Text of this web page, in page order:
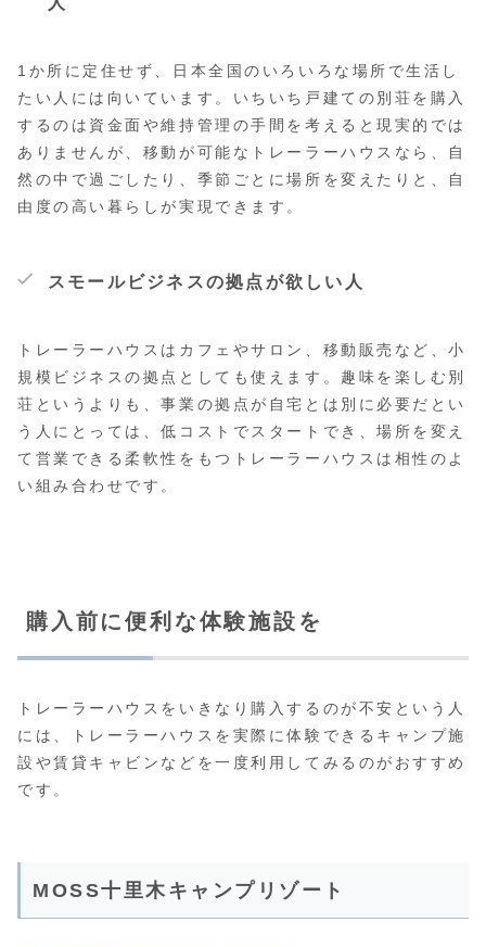
1か所に定住せず、日本全国のいろいろな場所で生活し
たい人には向いています。いちいち戸建ての別荘を購入
するのは資金面や維持管理の手間を考えると現実的では
ありませんが、移動が可能なトレーラーハウスなら、自
然の中で過ごしたり、季節ごとに場所を変えたりと、自
由度の高い暮らしが実現できます。
スモールビジネスの拠点が欲しい人
トレーラーハウスはカフェやサロン、移動販売など、小
規模ビジネスの拠点としても使えます。趣味を楽しむ別
荘というよりも、事業の拠点が自宅とは別に必要だとい
う人にとっては、低コストでスタートでき、場所を変え
て営業できる柔軟性をもつトレーラーハウスは相性のよ
い組み合わせです。
購入前に便利な体験施設を
トレーラーハウスをいきなり購入するのが不安という人
には、トレーラーハウスを実際に体験できるキャンプ施
設や賃貸キャビンなどを一度利用してみるのがおすすめ
です。
MOSS十里木キャンプリゾート